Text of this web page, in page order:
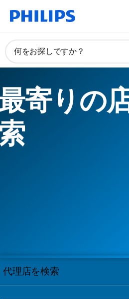
何をお探しですか？
寄りの
代理店を検索